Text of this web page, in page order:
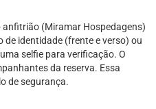
(Miramar Hospedagens)
identidade (frente e verso) ou
selfie para verificação. O
da reserva. Essa
de segurança.